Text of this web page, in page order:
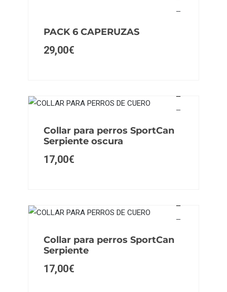
PACK 6 CAPERUZAS
29,00€
Collar para perros SportCan
Serpiente oscura
17,00€
Collar para perros SportCan
Serpiente
17,00€